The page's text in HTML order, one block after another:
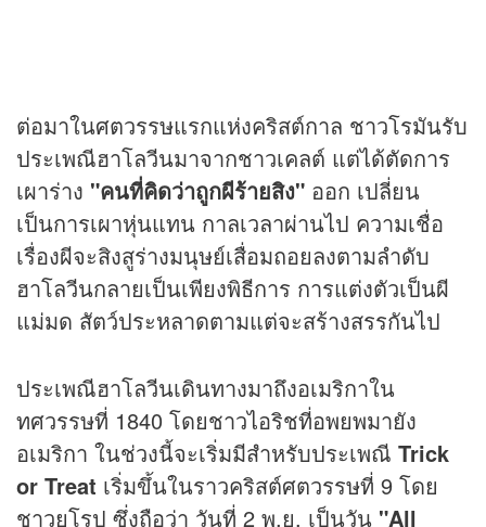
ต่อมาในศตวรรษแรกแห่งคริสต์กาล ชาวโรมันรับ
ประเพณีฮาโลวีนมาจากชาวเคลต์ แต่ได้ตัดการ
เผาร่าง "คนที่คิดว่าถูกผีร้ายสิง" ออก เปลี่ยน
เป็นการเผาหุ่นแทน กาลเวลาผ่านไป ความเชื่อ
เรื่องผีจะสิงสูร่างมนุษย์เสื่อมถอยลงตามลำดับ
ฮาโลวีนกลายเป็นเพียงพิธีการ การแต่งตัวเป็นผี
แม่มด สัตว์ประหลาดตามแต่จะสร้างสรรกันไป
ประเพณีฮาโลวีนเดินทางมาถึงอเมริกาใน
ทศวรรษที่ 1840 โดยชาวไอริชที่อพยพมายัง
อเมริกา ในช่วงนี้จะเริ่มมีสำหรับประเพณี Trick
or Treat เริ่มขึ้นในราวคริสต์ศตวรรษที่ 9 โดย
ชาวยุโรป ซึ่งถือว่า วันที่ 2 พ.ย. เป็นวัน "All